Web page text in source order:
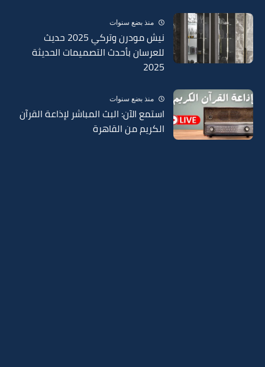
منذ بضع سنوات
نيش مودرن وتركي 2025 حديث
للعرسان بأحدث التصميمات الحديثة
2025
منذ بضع سنوات
استمع الآن: البث المباشر لإذاعة القرآن
الكريم من القاهرة